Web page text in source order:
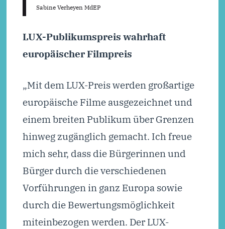
Sabine Verheyen MdEP
LUX-Publikumspreis wahrhaft
europäischer Filmpreis
„Mit dem LUX-Preis werden großartige
europäische Filme ausgezeichnet und
einem breiten Publikum über Grenzen
hinweg zugänglich gemacht. Ich freue
mich sehr, dass die Bürgerinnen und
Bürger durch die verschiedenen
Vorführungen in ganz Europa sowie
durch die Bewertungsmöglichkeit
miteinbezogen werden. Der LUX-